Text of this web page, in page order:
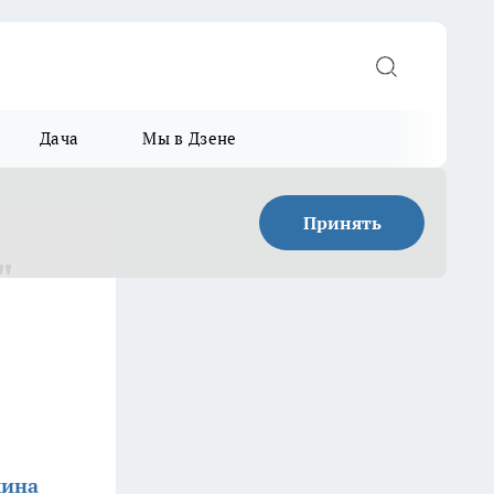
Дача Мы в Дзене
Принять